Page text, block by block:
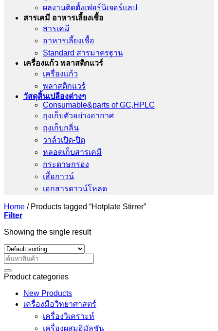
ผลงานติดตั้งเฟอร์นิเจอร์เเลป
สารเคมี อาหารเลี้ยงเชื้อ
สารเคมี
อาหารเลี้ยงเชื้อ
Standard สารมาตรฐาน
เครื่องเเก้ว พลาสติกแวร์
เครื่องเเก้ว
พลาสติกแวร์
วัสดุสิ้นเปลืองต่างๆ
Consumable&parts of GC,HPLC
ถุงเก็บตัวอย่างอากาศ
ถุงเก็บกลิ่น
วาล์วเปิด-ปิด
หลอดเก็บสารเคมี
กระดาษกรอง
เสื้อกาวน์
เอกสารดาวน์โหลด
Home /Products tagged “Hotplate Stirrer”
Filter
Showing the single result
Search
for:
Product categories
New Products
เครื่องมือวิทยาศาสตร์
เครื่องวิเคราะห์
เครื่องผสมอิมัลชัน